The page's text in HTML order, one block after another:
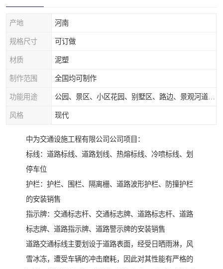
产地 河南
规格尺寸 可订做
材质 泥塑
制作范围 全国均可制作
功能用途
风格 现代
中为交通设施工程有限公司公司项目：
标线：道路标线、道路划线、热熔标线、冷喷标线、划
停车位
护栏：护栏、围栏、隔离栅、道路波形护栏、防撞护栏
的安装销售
指示牌：交通标志杆、交通标志牌、道路标志杆、道路
标志牌、道路指示牌、道路警示牌的安装销售
道路交通标线主要划设于道路表面，经受日晒雨淋，风
雪冰冻，遭受车辆的冲击磨耗，因此对其性能有严格的